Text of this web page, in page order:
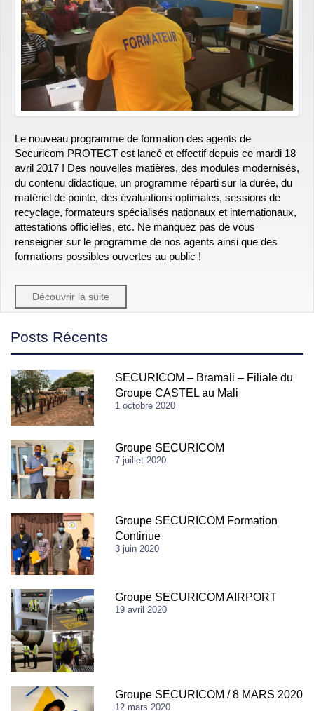
Le nouveau programme de formation des agents de
Securicom PROTECT est lancé et effectif depuis ce mardi 18
avril 2017 ! Des nouvelles matières, des modules modernisés,
du contenu didactique, un programme réparti sur la durée, du
matériel de pointe, des évaluations optimales, sessions de
recyclage, formateurs spécialisés nationaux et internationaux,
attestations officielles, etc. Ne manquez pas de vous
renseigner sur le programme de nos agents ainsi que des
formations possibles ouvertes au public !
Découvrir la suite
Posts Récents
SECURICOM – Bramali – Filiale du
Groupe CASTEL au Mali
1 octobre 2020
Groupe SECURICOM
7 juillet 2020
Groupe SECURICOM Formation
Continue
3 juin 2020
Groupe SECURICOM AIRPORT
19 avril 2020
Groupe SECURICOM / 8 MARS 2020
12 mars 2020